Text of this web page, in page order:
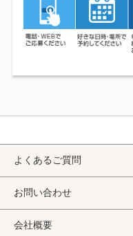
よくあるご質問
お問い合わせ
会社概要